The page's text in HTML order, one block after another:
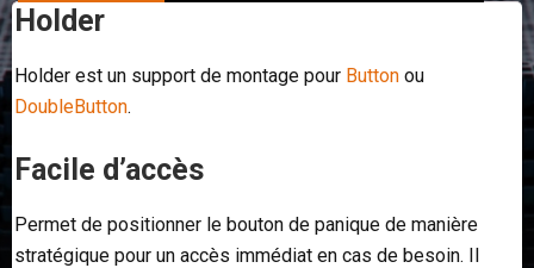
Holder
Holder est un support de montage pour Button ou
DoubleButton.
Facile d’accès
Permet de positionner le bouton de panique de manière
stratégique pour un accès immédiat en cas de besoin. Il